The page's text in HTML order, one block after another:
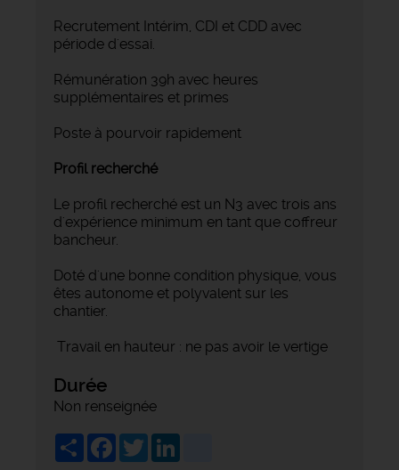
Recrutement Intérim, CDI et CDD avec
période d'essai.
Rémunération 39h avec heures
supplémentaires et primes
Poste à pourvoir rapidement
Profil recherché
Le profil recherché est un N3 avec trois ans
d'expérience minimum en tant que coffreur
bancheur.
Doté d'une bonne condition physique, vous
êtes autonome et polyvalent sur les
chantier.
Travail en hauteur : ne pas avoir le vertige
Durée
Non renseignée
ShareFacebook
Twitter